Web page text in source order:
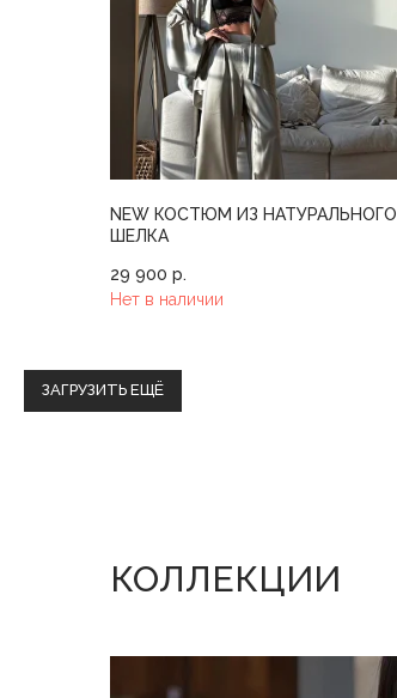
NEW КОСТЮМ ИЗ НАТУРАЛЬНОГО
ШЕЛКА
29 900 р.
Нет в наличии
ЗАГРУЗИТЬ ЕЩЁ
КОЛЛЕКЦИИ